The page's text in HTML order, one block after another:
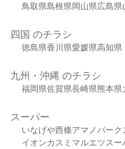
鳥取県島根県岡山県広島県
四国 のチラシ
徳島県香川県愛媛県高知県
九州・沖縄 のチラシ
福岡県佐賀県長崎県熊本県
スーパー
いなげや西條アマノパーク
イオンカスミ マルエツスー